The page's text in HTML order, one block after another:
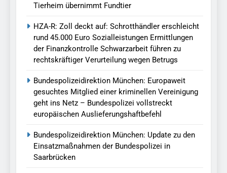
Tierheim übernimmt Fundtier
HZA-R: Zoll deckt auf: Schrotthändler erschleicht
rund 45.000 Euro Sozialleistungen Ermittlungen
der Finanzkontrolle Schwarzarbeit führen zu
rechtskräftiger Verurteilung wegen Betrugs
Bundespolizeidirektion München: Europaweit
gesuchtes Mitglied einer kriminellen Vereinigung
geht ins Netz – Bundespolizei vollstreckt
europäischen Auslieferungshaftbefehl
Bundespolizeidirektion München: Update zu den
Einsatzmaßnahmen der Bundespolizei in
Saarbrücken